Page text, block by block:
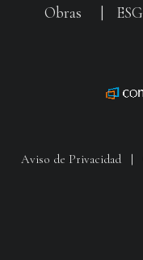
Obras ESG
Aviso de Privacidad|